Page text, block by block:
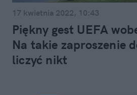
17 kwietnia 2022, 10:43
Piękny gest UEFA
Na takie zaproszenie
liczyć nikt